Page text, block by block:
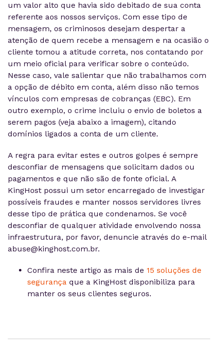
um valor alto que havia sido debitado de sua conta
referente aos nossos serviços. Com esse tipo de
mensagem, os criminosos desejam despertar a
atenção de quem recebe a mensagem e na ocasião o
cliente tomou a atitude correta, nos contatando por
um meio oficial para verificar sobre o conteúdo.
Nesse caso, vale salientar que não trabalhamos com
a opção de débito em conta, além disso não temos
vínculos com empresas de cobranças (EBC). Em
outro exemplo, o crime incluiu o envio de boletos a
serem pagos (veja abaixo a imagem), citando
domínios ligados a conta de um cliente.
A regra para evitar estes e outros golpes é sempre
desconfiar de mensagens que solicitam dados ou
pagamentos e que não são de fonte oficial. A
KingHost possui um setor encarregado de investigar
possíveis fraudes e manter nossos servidores livres
desse tipo de prática que condenamos. Se você
desconfiar de qualquer atividade envolvendo nossa
infraestrutura, por favor, denuncie através do e-mail
abuse@kinghost.com.br.
Confira neste artigo as mais de 15 soluções de
segurança que a KingHost disponibiliza para
manter os seus clientes seguros.